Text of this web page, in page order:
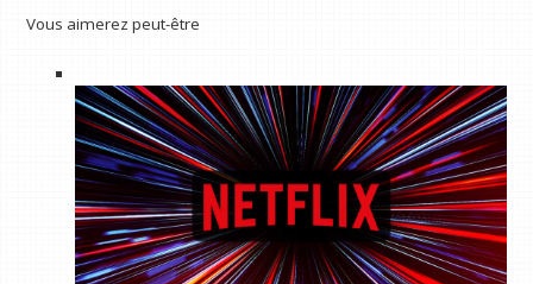
Vous aimerez peut-être